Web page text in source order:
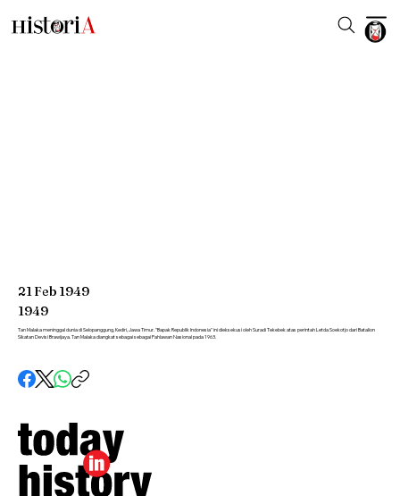
Pilih tanggal
21Feb 1949
1949
Tan Malaka meninggal dunia di Selopanggung, Kediri, Jawa Timur. "Bapak Republik Indonesia" ini dieksekusi oleh Suradi Tekebek atas perintah Letda Soekotjo dari Batalion
Sikatan Devisi Brawijaya. Tan Malaka diangkat sebagai sebagai Pahlawan Nasional pada 1963.